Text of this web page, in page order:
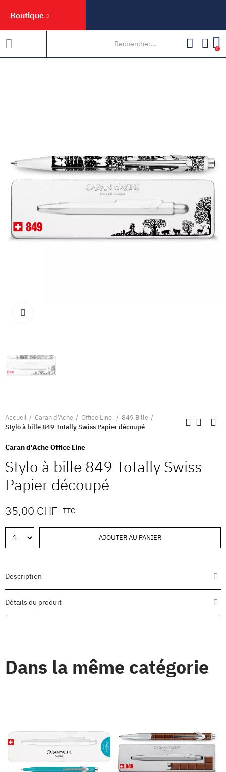
Boutique
0
Accueil Caran d'Ache Office Line
849 Bille
Stylo à bille 849 Totally Swiss Papier découpé
Caran d'Ache Office Line
Stylo à bille 849 Totally Swiss
Papier découpé
35,00 CHF TTC
AJOUTER AU PANIER
Description
Détails du produit
Dans la même catégorie